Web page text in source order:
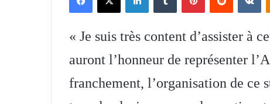
« Je suis très content d’assister à
auront l’honneur de représenter
franchement, l’organisation de ce